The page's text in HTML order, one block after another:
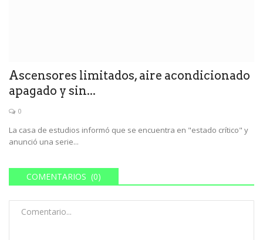
Ascensores limitados, aire acondicionado
apagado y sin...
0
La casa de estudios informó que se encuentra en "estado crítico" y
anunció una serie...
COMENTARIOS (0)